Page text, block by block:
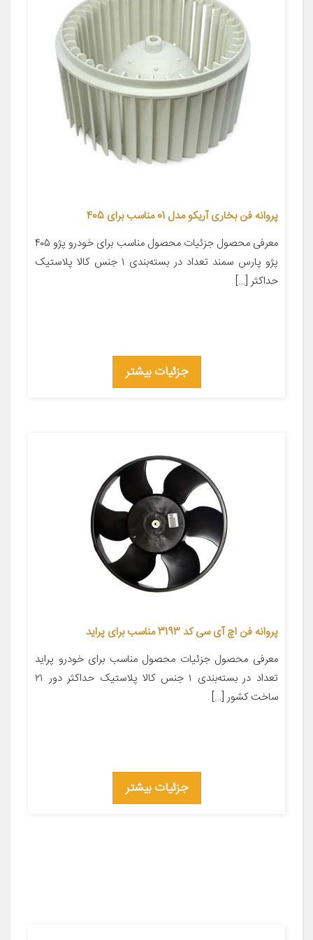
پروانه فن بخاری آریکو مدل 01 مناسب برای 405
معرفی محصول جزئیات محصول مناسب برای خودرو پژو ۴۰۵
پژو پارس سمند تعداد در بسته‌بندی ۱ جنس کالا پلاستیک
حداکثر […]
جزئیات بیشتر
پروانه فن اچ آی سی کد 3193 مناسب برای پراید
معرفی محصول جزئیات محصول مناسب برای خودرو پراید
تعداد در بسته‌بندی ۱ جنس کالا پلاستیک حداکثر دور ۲۱
ساخت کشور […]
جزئیات بیشتر